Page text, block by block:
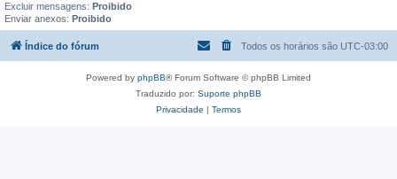
Excluir mensagens: Proibido
Enviar anexos: Proibido
Índice do fórum Todos os horários são UTC-03:00
Powered by phpBB® Forum Software © phpBB Limited
Traduzido por: Suporte phpBB
Privacidade | Termos